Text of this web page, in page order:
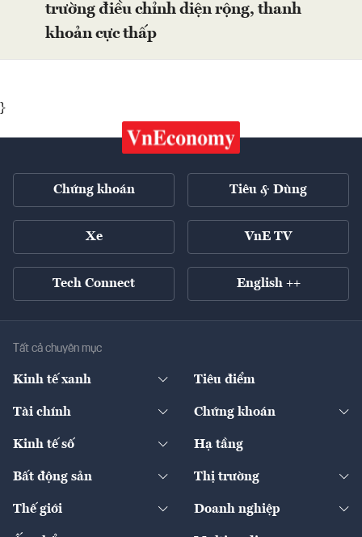
trường điều chỉnh diện rộng, thanh
khoản cực thấp
}
Chứng khoán Tiêu & Dùng
Xe VnE TV
Tech Connect English ++
Tất cả chuyên mục
Kinh tế xanh
Diễn đàn
Tiêu điểm
Tài chính
Ngân hàng
Bảo hiểm
Chứng khoán
Doanh nghiệp niêm yết
Kinh tế số
Sản phẩm - Thị trường
Hạ tầng
Bất động sản
Chính sách
Thị trường
Thế giới
Kinh tế
Doanh nghiệp